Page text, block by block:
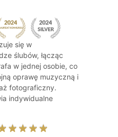
się w
ślubów, łącząc
w jednej osobie, co
oprawę muzyczną i
fotograficzny.
indywidualne